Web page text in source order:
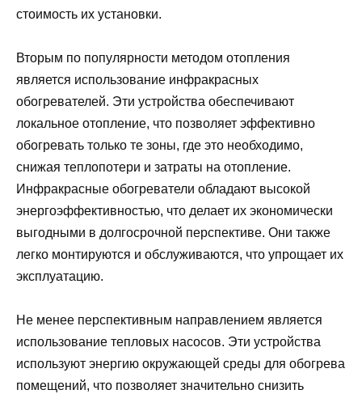
стоимость их установки.
Вторым по популярности методом отопления
является использование инфракрасных
обогревателей. Эти устройства обеспечивают
локальное отопление, что позволяет эффективно
обогревать только те зоны, где это необходимо,
снижая теплопотери и затраты на отопление.
Инфракрасные обогреватели обладают высокой
энергоэффективностью, что делает их экономически
выгодными в долгосрочной перспективе. Они также
легко монтируются и обслуживаются, что упрощает их
эксплуатацию.
Не менее перспективным направлением является
использование тепловых насосов. Эти устройства
используют энергию окружающей среды для обогрева
помещений, что позволяет значительно снизить